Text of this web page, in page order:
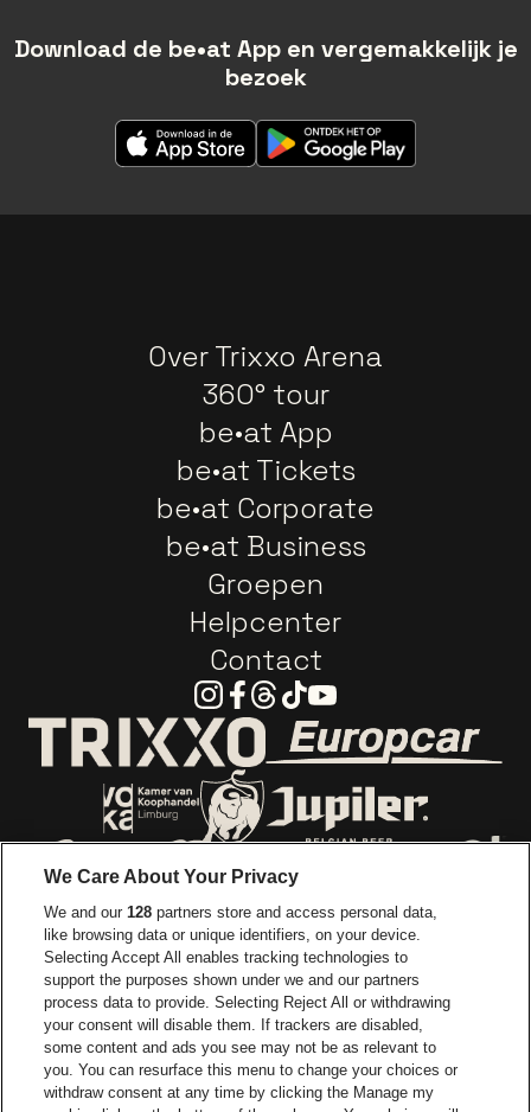
Download de be•at App en vergemakkelijk je
bezoek
Over Trixxo Arena
360° tour
be•at App
be•at Tickets
be•at Corporate
be•at Business
Groepen
Helpcenter
Contact
Instagram
Facebook
Threads
TiktokYoutube
Ga naar de website van Trixxo
Ga naar de website van Voka Limburg
Ga naar de website van Coca-Cola
Ga naar de website van
Ga naar de
Ga naar de website van Champagne
Ga naar de website
Ga naar de website van Het
Ga naar de
Ga naar de
We Care About Your Privacy
We and our128 partners store and access personal data,
like browsing data or unique identifiers, on your device.
Selecting Accept All enables tracking technologies to
support the purposes shown under we and our partners
process data to provide. Selecting Reject All or withdrawing
your consent will disable them. If trackers are disabled,
some content and ads you see may not be as relevant to
you. You can resurface this menu to change your choices or
withdraw consent at any time by clicking the Manage my